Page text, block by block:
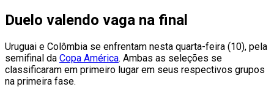
Duelo valendo vaga na final
Uruguai e Colômbia se enfrentam nesta quarta-feira (10), pela
semifinal da Copa América. Ambas as seleções se
classificaram em primeiro lugar em seus respectivos grupos
na primeira fase.